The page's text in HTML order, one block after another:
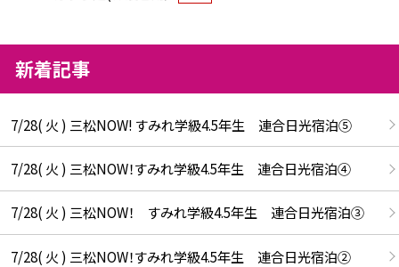
新着記事
7/28( 火 ) 三松NOW! すみれ学級4.5年生 連合日光宿泊⑤
7/28( 火 ) 三松NOW！すみれ学級4.5年生 連合日光宿泊④
7/28( 火 ) 三松NOW！ すみれ学級4.5年生 連合日光宿泊③
7/28( 火 ) 三松NOW！すみれ学級4.5年生 連合日光宿泊②